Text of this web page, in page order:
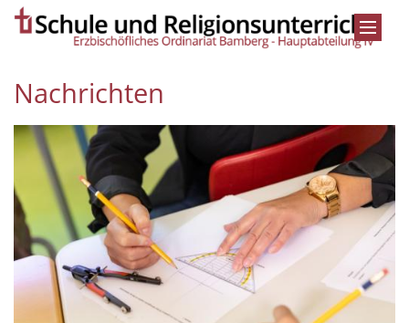
Zum Inhalt springen
Nachrichten